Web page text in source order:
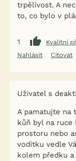
trpělivost. A
to, co bylo v
1
Kvalitní
Nahlásit
Citovat
Uživatel s
A pamatujte na
kůň byl na ruce
prostoru nebo
vodítku vedle
kolem předku